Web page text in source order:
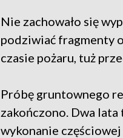
Nie zachowało się
podziwiać fragmenty
czasie pożaru, tuż
Próbę gruntownego
zakończono. Dwa lata
wykonanie